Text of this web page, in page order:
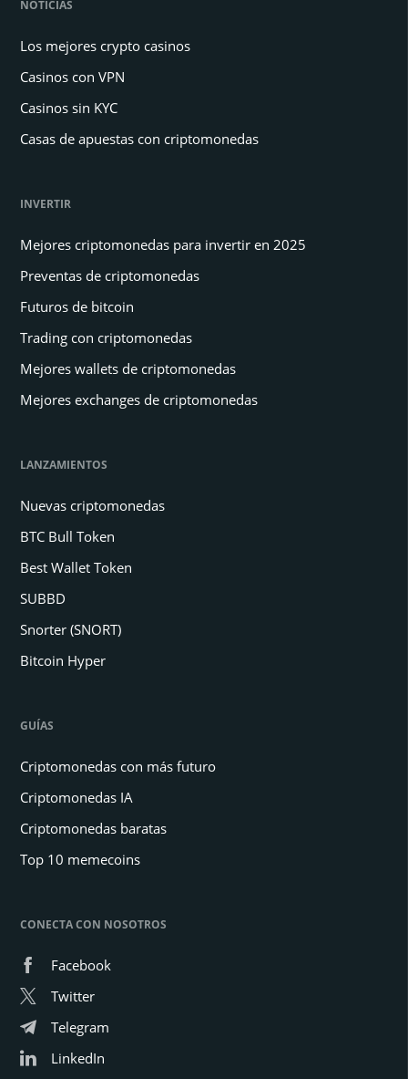
NOTICIAS
Los mejores crypto casinos
Casinos con VPN
Casinos sin KYC
Casas de apuestas con criptomonedas
INVERTIR
Mejores criptomonedas para invertir en 2025
Preventas de criptomonedas
Futuros de bitcoin
Trading con criptomonedas
Mejores wallets de criptomonedas
Mejores exchanges de criptomonedas
LANZAMIENTOS
Nuevas criptomonedas
BTC Bull Token
Best Wallet Token
SUBBD
Snorter (SNORT)
Bitcoin Hyper
GUÍAS
Criptomonedas con más futuro
Criptomonedas IA
Criptomonedas baratas
Top 10 memecoins
CONECTA CON NOSOTROS
Facebook
Twitter
Telegram
LinkedIn